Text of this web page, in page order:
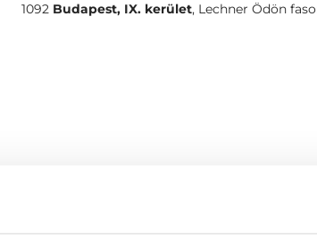
1092 Budapest, IX. kerület, Lechner Ödön